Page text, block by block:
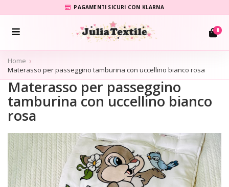
PAGAMENTI SICURI CON KLARNA
0
Home
Materasso per passeggino tamburina con uccellino bianco rosa
Materasso per passeggino
tamburina con uccellino bianco
rosa